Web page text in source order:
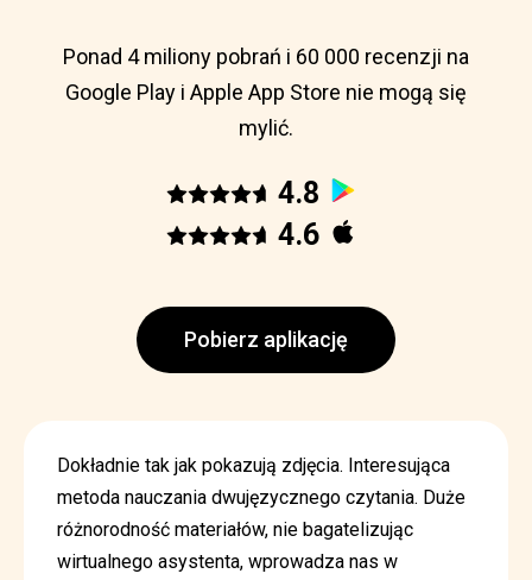
Ponad 4 miliony pobrań i 60 000 recenzji na
Google Play i Apple App Store nie mogą się
mylić.
4.8
4.6
Pobierz aplikację
Dokładnie tak jak pokazują zdjęcia. Interesująca
metoda nauczania dwujęzycznego czytania. Duże
różnorodność materiałów, nie bagatelizując
wirtualnego asystenta, wprowadza nas w